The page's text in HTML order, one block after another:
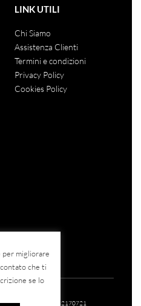
LINK UTILI
Chi Siamo
Assistenza Clienti
Termini e condizioni
Privacy Policy
Cookies Policy
riservati – P.IVA: 07582170721
migliorare
che ti
se lo